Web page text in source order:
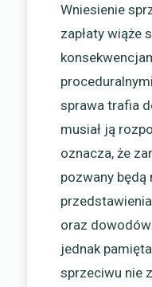
Wniesienie
zapłaty wiąże
sprawa trafia
musiał ją
oznacza, że
pozwany
oraz
jednak
sprzeciwu nie